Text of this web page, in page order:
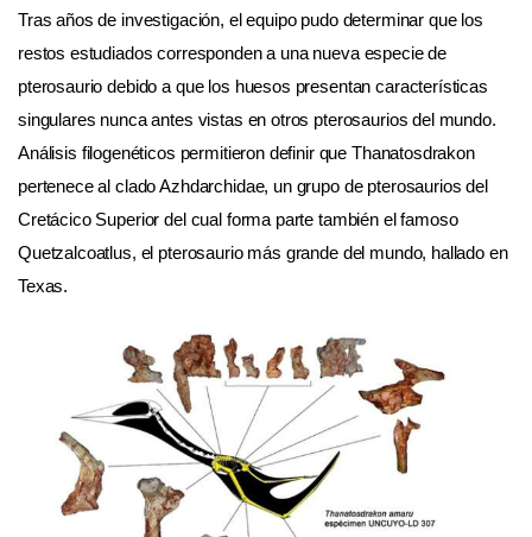
Tras años de investigación, el equipo pudo determinar que los
restos estudiados corresponden a una nueva especie de
pterosaurio debido a que los huesos presentan características
singulares nunca antes vistas en otros pterosaurios del mundo.
Análisis filogenéticos permitieron definir que Thanatosdrakon
pertenece al clado Azhdarchidae, un grupo de pterosaurios del
Cretácico Superior del cual forma parte también el famoso
Quetzalcoatlus, el pterosaurio más grande del mundo, hallado en
Texas.